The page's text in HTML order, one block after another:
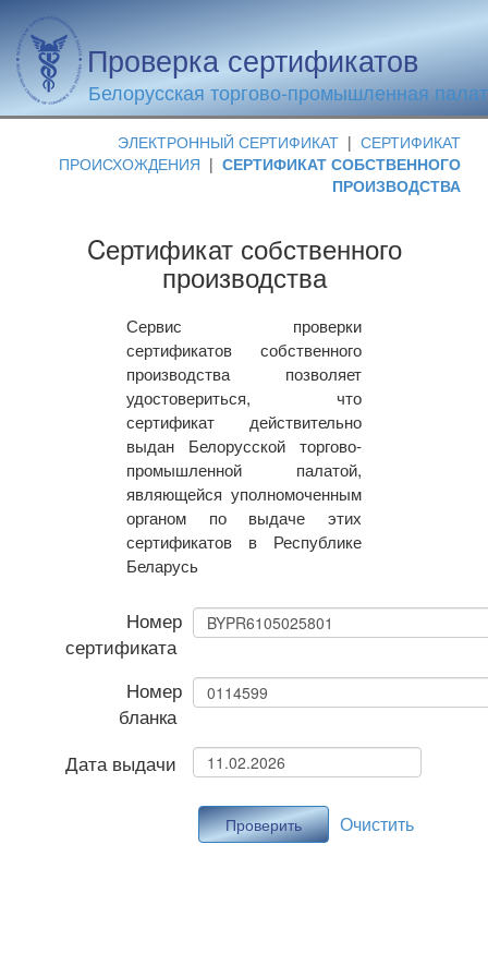
Проверка сертификатов
Белорусская торгово-промышленная
ЭЛЕКТРОННЫЙ СЕРТИФИКАТ | СЕРТИФИКАТ
ПРОИСХОЖДЕНИЯ | СЕРТИФИКАТ СОБСТВЕННОГО
ПРОИЗВОДСТВА
Cертификат собственного
производства
Сервис проверки
сертификатов собственного
производства позволяет
удостовериться, что
сертификат действительно
выдан Белорусской торгово-
промышленной палатой,
являющейся уполномоченным
органом по выдаче этих
сертификатов в Республике
Беларусь
Номер
сертификата
Номер
бланка
Дата выдачи
Проверить Очистить